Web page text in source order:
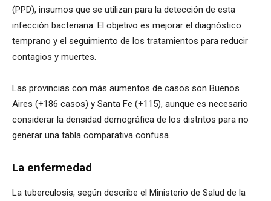
(PPD), insumos que se utilizan para la detección de esta
infección bacteriana. El objetivo es mejorar el diagnóstico
temprano y el seguimiento de los tratamientos para reducir
contagios y muertes.
Las provincias con más aumentos de casos son Buenos
Aires (+186 casos) y Santa Fe (+115), aunque es necesario
considerar la densidad demográfica de los distritos para no
generar una tabla comparativa confusa.
La enfermedad
La tuberculosis, según describe el Ministerio de Salud de la